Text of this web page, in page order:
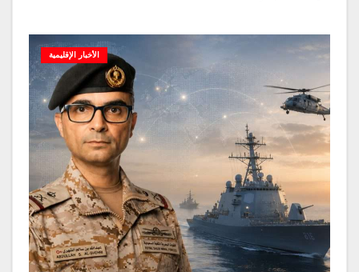
الأخبار الإقليمية